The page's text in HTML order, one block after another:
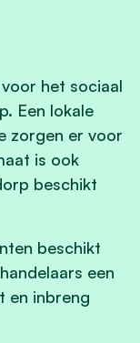
het sociaal
Een lokale
zorgen er voor
is ook
beschikt
beschikt
een
en inbreng